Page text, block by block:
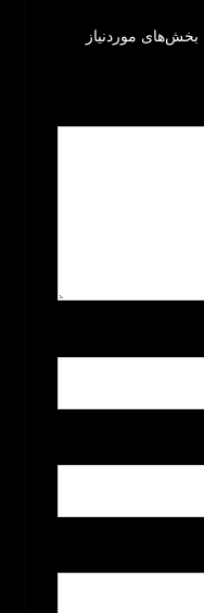
بخش‌های موردنیاز